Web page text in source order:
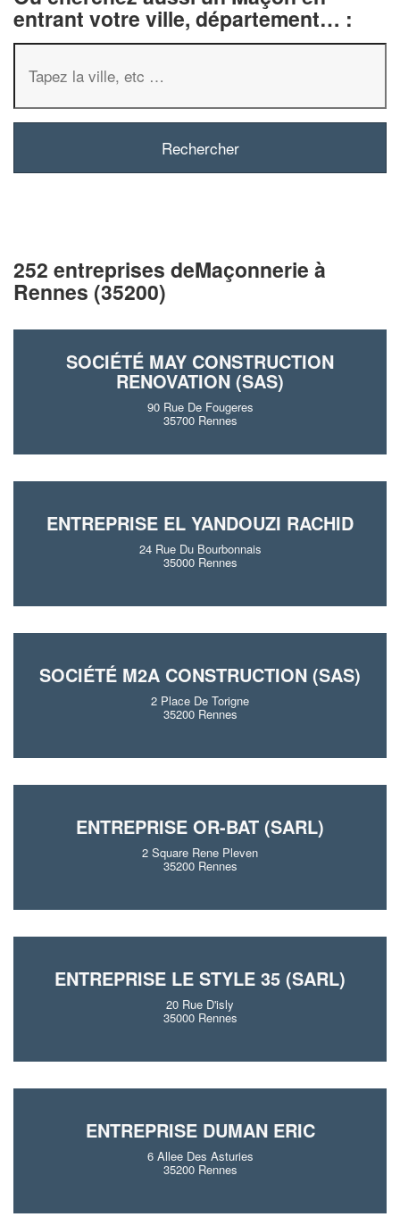
entrant votre ville, département… :
252 entreprises deMaçonnerie à
Rennes (35200)
SOCIÉTÉ MAY CONSTRUCTION
RENOVATION (SAS)
90 Rue De Fougeres
35700 Rennes
ENTREPRISE EL YANDOUZI RACHID
24 Rue Du Bourbonnais
35000 Rennes
SOCIÉTÉ M2A CONSTRUCTION (SAS)
2 Place De Torigne
35200 Rennes
ENTREPRISE OR-BAT (SARL)
2 Square Rene Pleven
35200 Rennes
ENTREPRISE LE STYLE 35 (SARL)
20 Rue D'isly
35000 Rennes
ENTREPRISE DUMAN ERIC
6 Allee Des Asturies
35200 Rennes